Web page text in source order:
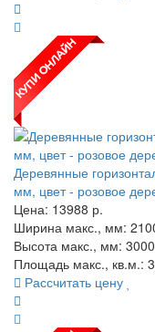
Деревянные
мм, цвет - розовое
Цена: 13988 р.
Ширина макс., мм:
Высота макс., мм: 3000
Площадь макс., кв.м.:
Рассчитать цену